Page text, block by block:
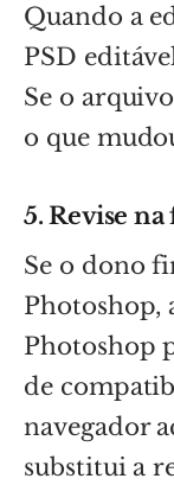
Quando a
PSD
Se o
o que
5. Revise
Se o dono
Photoshop,
Photoshop
de
navegador
substitui a